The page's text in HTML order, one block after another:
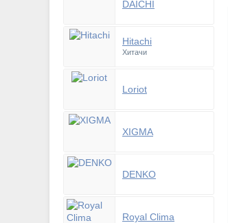
DAICHI
Hitachi
Хитачи
Loriot
XIGMA
DENKO
Royal Clima